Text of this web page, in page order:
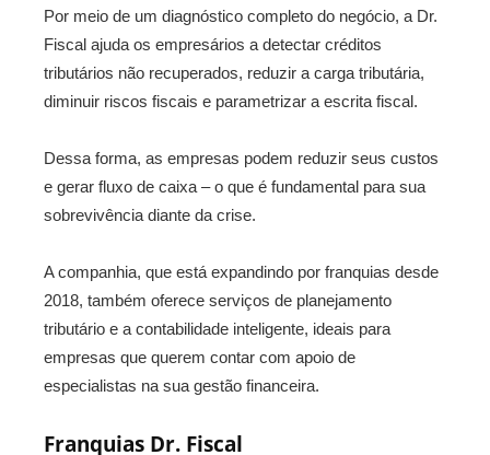
Por meio de um diagnóstico completo do negócio, a Dr.
Fiscal ajuda os empresários a detectar créditos
tributários não recuperados, reduzir a carga tributária,
diminuir riscos fiscais e parametrizar a escrita fiscal.
Dessa forma, as empresas podem reduzir seus custos
e gerar fluxo de caixa – o que é fundamental para sua
sobrevivência diante da crise.
A companhia, que está expandindo por franquias desde
2018, também oferece serviços de planejamento
tributário e a contabilidade inteligente, ideais para
empresas que querem contar com apoio de
especialistas na sua gestão financeira.
Franquias Dr. Fiscal